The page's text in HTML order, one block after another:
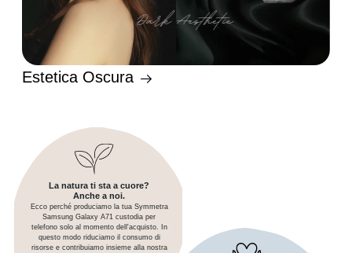
Estetica Oscura
La natura ti sta a cuore?
Anche a noi.
Ecco perché produciamo la tua Symmetra
Samsung Galaxy A71 custodia per
telefono solo al momento dell'acquisto. In
questo modo riduciamo il consumo di
risorse e contribuiamo insieme alla nostra